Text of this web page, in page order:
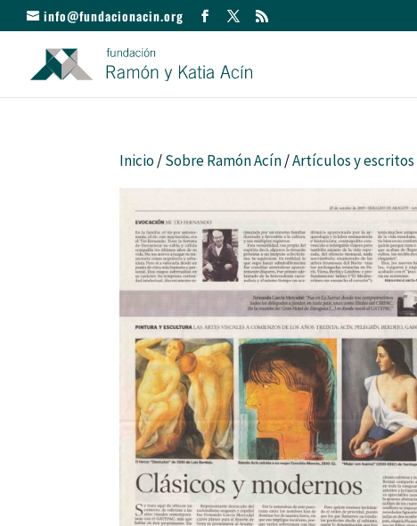
info@fundacionacin.org
Inicio/Sobre Ramón Acín/Artículos y escritos